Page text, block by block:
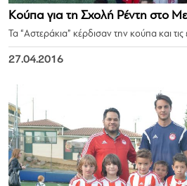
Κούπα για τη Σχολή Ρέντη στο
Τα “Αστεράκια” κέρδισαν την κούπα και τις
27.04.2016